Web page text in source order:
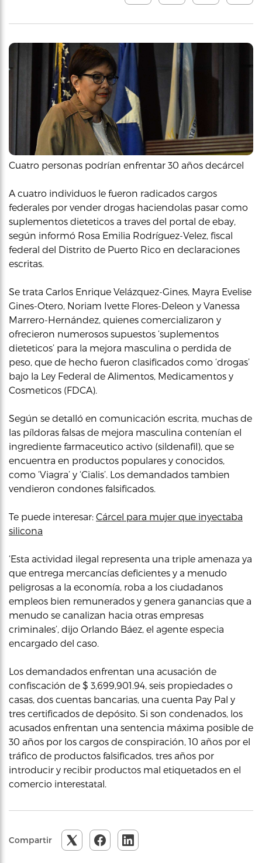
Cuatro personas podrían enfrentar 30 años decárcel
A cuatro individuos le fueron radicados cargos
federales por vender drogas haciendolas pasar como
suplementos dieteticos a traves del portal de ebay,
según informó Rosa Emilia Rodríguez-Velez, fiscal
federal del Distrito de Puerto Rico en declaraciones
escritas.
Se trata ​​Carlos Enrique Velázquez-Gines, Mayra Evelise
Gines-Otero, Noriam Ivette Flores-Deleon y Vanessa
Marrero-Hernández, quienes comercializaron y
ofrecieron numerosos supuestos ‘suplementos
dieteticos’ para la mejora masculina o perdida de
peso, que de hecho fueron clasificados como ‘drogas’
bajo la Ley Federal de Alimentos, Medicamentos y
Cosmeticos (FDCA).
Según se detalló en comunicación escrita, muchas de
las píldoras falsas de mejora masculina contenían el
ingrediente farmaceutico activo (sildenafil), que se
encuentra en productos populares y conocidos,
como ‘Viagra’ y ‘Cialis’. Los demandados tambien
vendieron condones falsificados.
Te puede interesar: Cárcel para mujer que inyectaba
silicona
‘Esta actividad ilegal representa una triple amenaza ya
que entrega mercancías deficientes y a menudo
peligrosas a la economía, roba a los ciudadanos
empleos bien remunerados y genera ganancias que a
menudo se canalizan hacia otras empresas
criminales’, dijo Orlando Báez, el agente especia
encargado del caso.
Los demandados enfrentan una acusación de
confiscación de $ 3,699,901.94, seis propiedades o
casas, dos cuentas bancarias, una cuenta Pay Pal y
tres certificados de depósito. Si son condenados, los
acusados ​​enfrentan una sentencia máxima posible de
30 años por los cargos de conspiración, 10 años por el
tráfico de productos falsificados, tres años por
introducir y recibir productos mal etiquetados en el
comercio interestatal.
Compartir